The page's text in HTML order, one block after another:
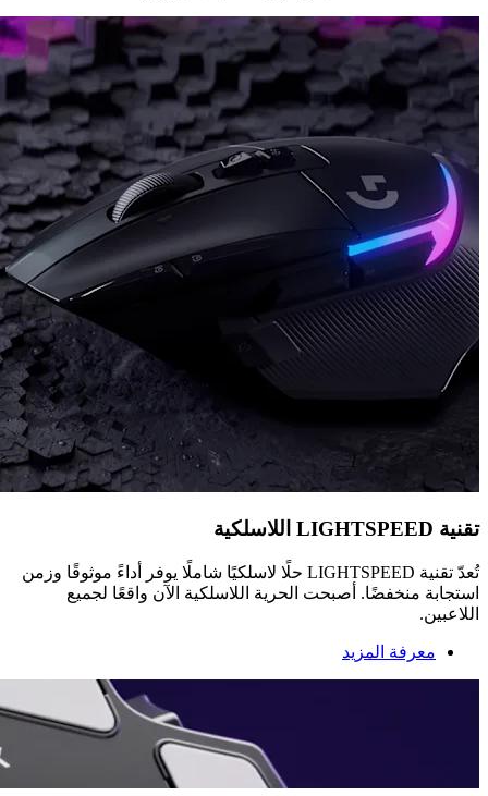
تقنية LIGHTSPEED اللاسلكية
تُعدّ تقنية LIGHTSPEED حلًا لاسلكيًا شاملًا يوفر أداءً موثوقًا وزمن
استجابة منخفضًا. أصبحت الحرية اللاسلكية الآن واقعًا لجميع
اللاعبين.
معرفة المزيد